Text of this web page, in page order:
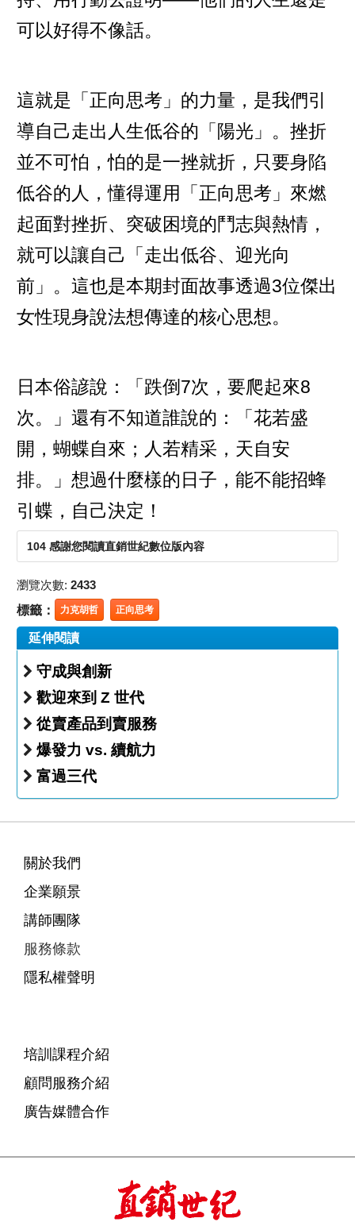
可以好得不像話。
這就是「正向思考」的力量，是我們引
導自己走出人生低谷的「陽光」。挫折
並不可怕，怕的是一挫就折，只要身陷
低谷的人，懂得運用「正向思考」來燃
起面對挫折、突破困境的鬥志與熱情，
就可以讓自己「走出低谷、迎光向
前」。這也是本期封面故事透過3位傑出
女性現身說法想傳達的核心思想。
日本俗諺說：「跌倒7次，要爬起來8
次。」還有不知道誰說的：「花若盛
開，蝴蝶自來；人若精采，天自安
排。」想過什麼樣的日子，能不能招蜂
引蝶，自己決定！
104 感謝您閱讀直銷世紀數位版內容
瀏覽次數: 2433
標籤： 力克胡哲 正向思考
延伸閱讀
守成與創新
歡迎來到 Z 世代
從賣產品到賣服務
爆發力 vs. 續航力
富過三代
關於我們
企業願景
講師團隊
服務條款
隱私權聲明
培訓課程介紹
顧問服務介紹
廣告媒體合作